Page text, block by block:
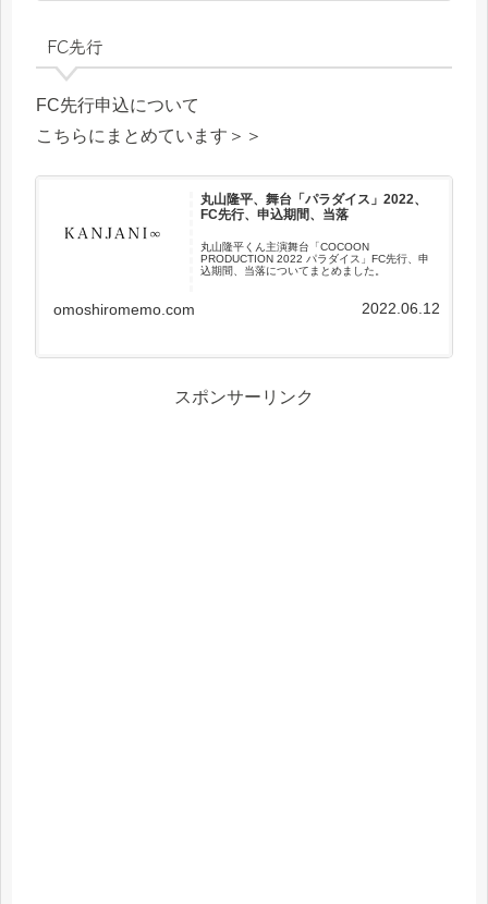
FC先行
FC先行申込について
こちらにまとめています＞＞
丸山隆平、舞台「パラダイス」2022、
FC先行、申込期間、当落
丸山隆平くん主演舞台「COCOON
PRODUCTION 2022 パラダイス」FC先行、申
込期間、当落についてまとめました。
omoshiromemo.com 2022.06.12
スポンサーリンク